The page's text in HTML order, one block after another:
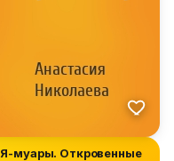
Я-муары. Откровенные